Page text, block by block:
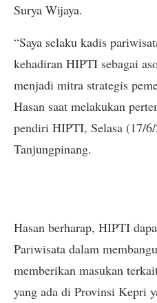
Surya Wijaya.
“Saya selaku kadis
kehadiran HIPTI sebagai
menjadi mitra strategis
Hasan saat melakukan
pendiri HIPTI, Selasa (17/
Tanjungpinang.
Hasan berharap, HIPTI
Pariwisata dalam
memberikan masukan
yang ada di Provinsi Kepri